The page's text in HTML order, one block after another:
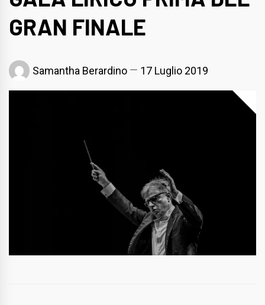
GRAN FINALE
Samantha Berardino 17 Luglio 2019